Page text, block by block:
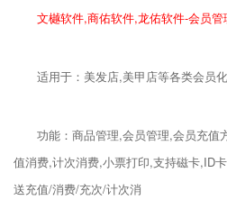
文樾软件,商佑软件,龙佑软件-会员
适用于：美发店,美甲店等各类会员
功能：商品管理,会员管理,会员充值
值消费,计次消费,小票打印,支持磁卡,ID
送充值/消费/充次/计次消